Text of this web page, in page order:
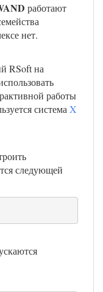
работают
нет.
RSoft на
работы
система X
следующей